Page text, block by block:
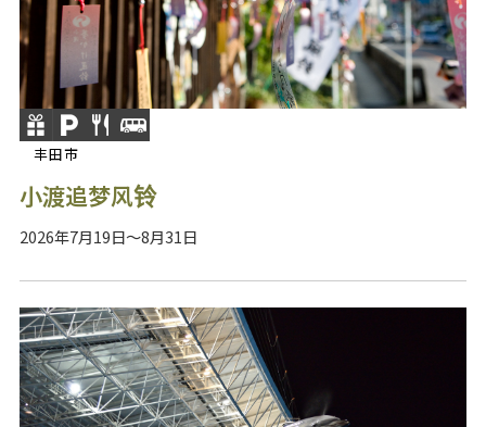
丰田市
小渡追梦风铃
2026年7月19日～8月31日